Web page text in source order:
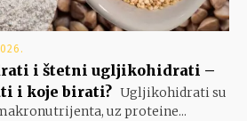
i štetni ugljikohidrati –
i koje birati? Ugljikohidrati su
uz proteine...